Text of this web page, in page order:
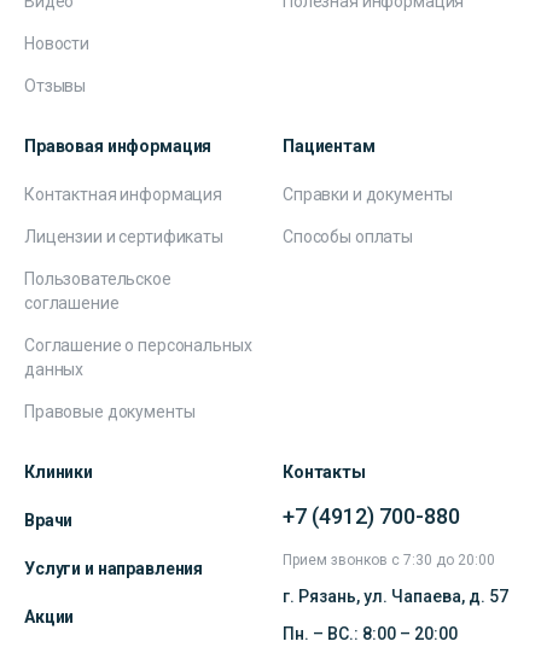
Новости
Отзывы
Правовая информация
Контактная информация
Лицензии и сертификаты
Пользовательское
соглашение
Соглашение о персональных
данных
Правовые документы
Пациентам
Справки и документы
Способы оплаты
Клиники
Врачи
Услуги и направления
Акции
Контакты
+7 (4912) 700-880
Прием звонков с 7:30 до 20:00
г. Рязань, ул. Чапаева, д. 57
Пн. – ВС.: 8:00 – 20:00